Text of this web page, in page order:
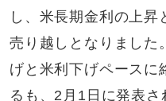
し、米長期金利の上
売り越しとなりました
げと米利下げペースに
るも、2月1日に発表